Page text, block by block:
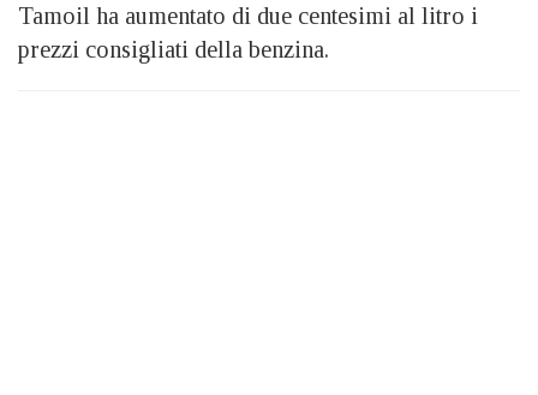
Tamoil ha aumentato di due centesimi al litro i
prezzi consigliati della benzina.